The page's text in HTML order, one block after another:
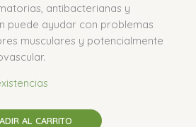
antibacterianas y
puede ayudar con problemas
musculares y potencialmente
AL CARRITO